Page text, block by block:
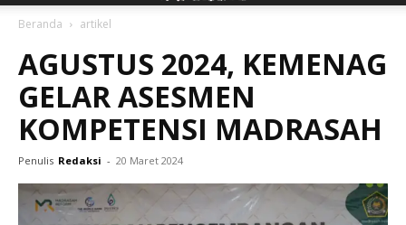
Beranda artikel
AGUSTUS 2024, KEMENAG
GELAR ASESMEN
KOMPETENSI MADRASAH
Penulis Redaksi - 20 Maret 2024